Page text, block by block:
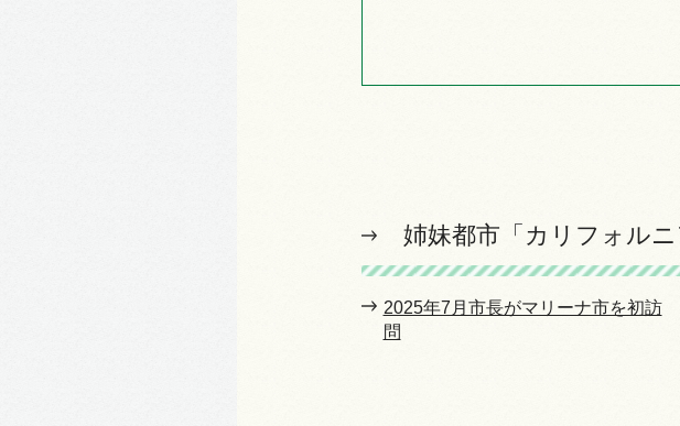
姉妹都市「カリフォルニ
2025年7月市長がマリーナ市を初訪
問